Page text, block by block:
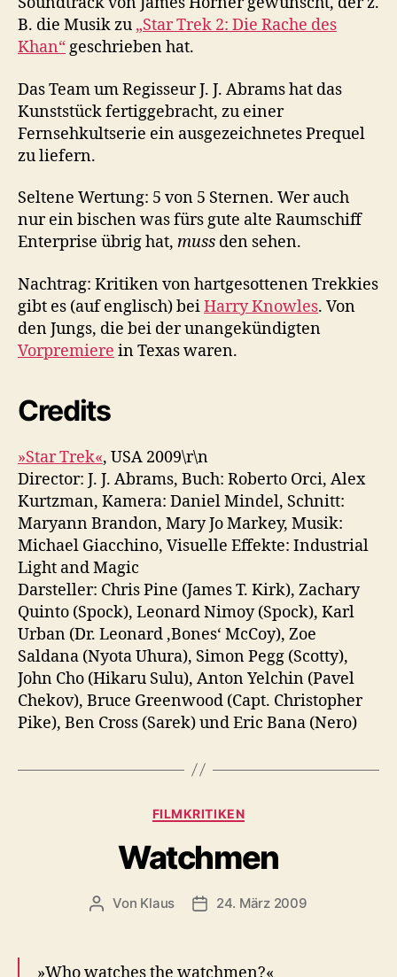
B. die Musik zu „Star Trek 2: Die Rache des
Khan“geschrieben hat.
Das Team um Regisseur J. J. Abrams hat das
Kunststück fertiggebracht, zu einer
Fernsehkultserie ein ausgezeichnetes Prequel
zu liefern.
Seltene Wertung: 5 von 5 Sternen. Wer auch
nur ein bischen was fürs gute alte Raumschiff
Enterprise übrig hat, muss den sehen.
Nachtrag: Kritiken von hartgesottenen Trekkies
gibt es (auf englisch) beiHarry Knowles. Von
den Jungs, die bei der unangekündigten
Vorpremiere in Texas waren.
Credits
»Star Trek«, USA 2009\r\n
Director: J. J. Abrams, Buch: Roberto Orci, Alex
Kurtzman, Kamera: Daniel Mindel, Schnitt:
Maryann Brandon, Mary Jo Markey, Musik:
Michael Giacchino, Visuelle Effekte: Industrial
Light and Magic
Darsteller: Chris Pine (James T. Kirk), Zachary
Quinto (Spock), Leonard Nimoy (Spock), Karl
Urban (Dr. Leonard ‚Bones‘ McCoy), Zoe
Saldana (Nyota Uhura), Simon Pegg (Scotty),
John Cho (Hikaru Sulu), Anton Yelchin (Pavel
Chekov), Bruce Greenwood (Capt. Christopher
Pike), Ben Cross (Sarek) und Eric Bana (Nero)
Kategorien
FILMKRITIKEN
Watchmen
Beitragsautor
Von Klaus Veröffentlichungsdatum
24. März 2009